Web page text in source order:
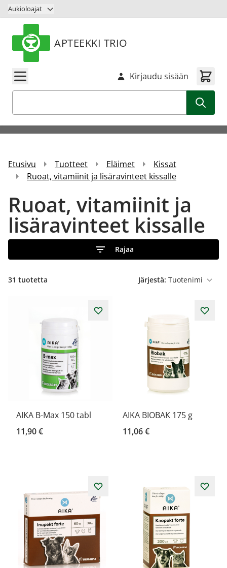
Siirry sisältöön
Aukioloajat
APTEEKKI TRIO
Kirjaudu sisään
Etusivu Tuotteet Eläimet
Kissat
Ruoat, vitamiinit ja lisäravinteet kissalle
Ruoat, vitamiinit ja
lisäravinteet kissalle
Rajaa
31 tuotetta Järjestä:
AIKA B-Max 150 tabl
11,90 €
AIKA BIOBAK 175 g
11,06 €